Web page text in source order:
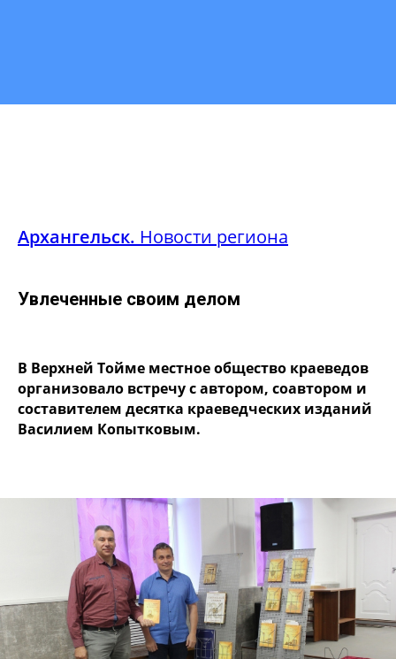
Архангельск. Новости региона
Увлеченные своим делом
В Верхней Тойме местное общество краеведов
организовало встречу с автором, соавтором и
составителем десятка краеведческих изданий
Василием Копытковым.